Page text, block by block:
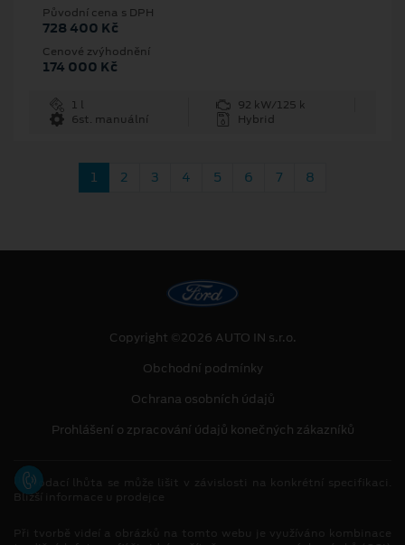
Původní cena s DPH
728 400 Kč
Cenové zvýhodnění
174 000 Kč
1 l
92 kW/125 k
6st. manuální
Hybrid
1 2 3 4 5 6 7 8
Copyright ©2026 AUTO IN s.r.o.
Obchodní podmínky
Ochrana osobních údajů
Prohlášení o zpracování údajů konečných zákazníků
[1] Dodací lhůta se může lišit v závislosti na konkrétní specifikaci.
Bližší informace u prodejce